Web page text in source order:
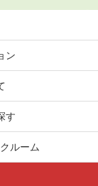
ン
す
ルーム